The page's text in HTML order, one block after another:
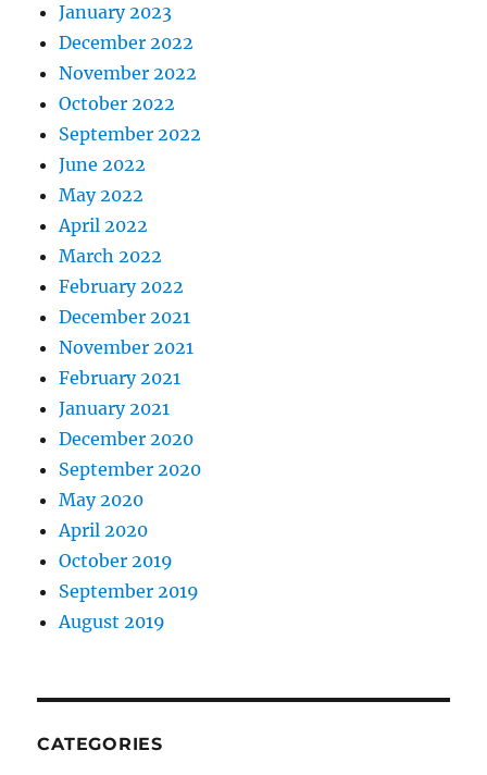
January 2023
December 2022
November 2022
October 2022
September 2022
June 2022
May 2022
April 2022
March 2022
February 2022
December 2021
November 2021
February 2021
January 2021
December 2020
September 2020
May 2020
April 2020
October 2019
September 2019
August 2019
CATEGORIES